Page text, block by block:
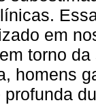
em
torno
homens